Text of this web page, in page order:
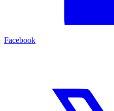
Facebook